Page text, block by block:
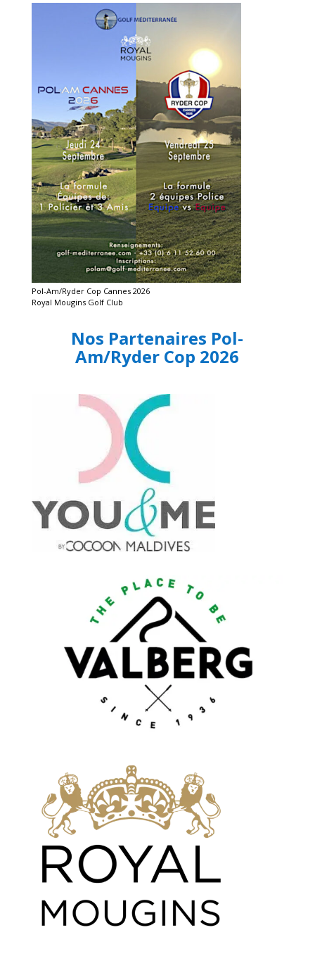
Pol-Am/Ryder Cop Cannes 2026
Royal Mougins Golf Club
Nos Partenaires Pol-
Am/Ryder Cop 2026